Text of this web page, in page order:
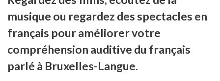
musique ou regardez des spectacles en
français pour améliorer votre
compréhension auditive du français
parlé à Bruxelles-Langue.